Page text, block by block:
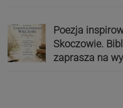
Poezja
Skoczowie.
zaprasza na